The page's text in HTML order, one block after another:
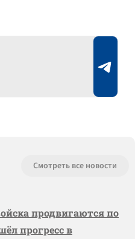
Смотреть все новости
продвигаются по
прогресс в